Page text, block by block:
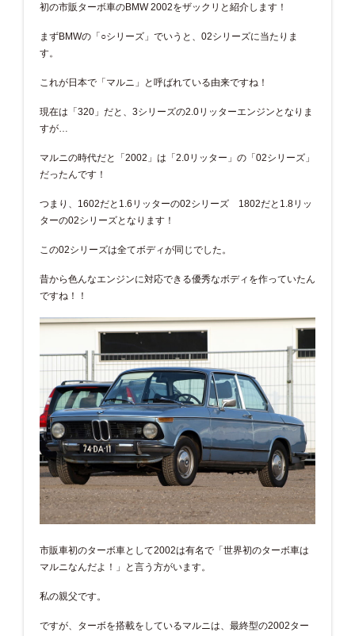
初の市販ターボ車のBMW 2002をザックリと紹介します！
まずBMWの「○シリーズ」でいうと、02シリーズに当たりま
す。
これが日本で「マルニ」と呼ばれている由来ですね！
現在は「320」だと、3シリーズの2.0リッターエンジンとなりま
すが…
マルニの時代だと「2002」は「2.0リッター」の「02シリーズ」
だったんです！
つまり、1602だと1.6リッターの02シリーズ 1802だと1.8リッ
ターの02シリーズとなります！
この02シリーズは全てボディが同じでした。
昔から色んなエンジンに対応できる優秀なボディを作っていたん
ですね！！
市販車初のターボ車として2002は有名で「世界初のターボ車は
マルニなんだよ！」と言う方がいます。
私の親父です。
ですが、ターボを搭載をしているマルニは、最終型の2002ター